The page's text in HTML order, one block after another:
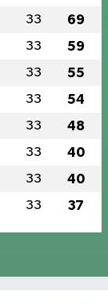
33 69
33 59
33 55
33 54
33 48
33 40
33 40
33 37